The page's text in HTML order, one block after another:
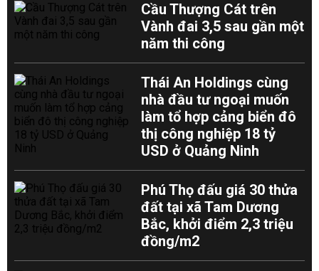
Cầu Thượng Cát trên
Vành đai 3,5 sau gần một
năm thi công
Thái An Holdings cùng
nhà đầu tư ngoại muốn
làm tổ hợp cảng biển đô
thị công nghiệp 18 tỷ
USD ở Quảng Ninh
Phú Thọ đấu giá 30 thửa
đất tại xã Tam Dương
Bắc, khởi điểm 2,3 triệu
đồng/m2